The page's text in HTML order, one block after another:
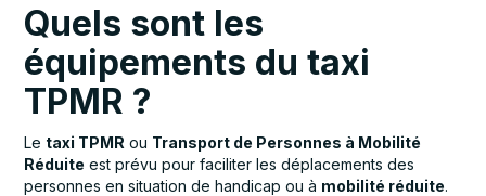
Quels sont les
équipements du taxi
TPMR ?
Le taxi TPMR ou Transport de Personnes à Mobilité
Réduite est prévu pour faciliter les déplacements des
personnes en situation de handicap ou à mobilité réduite.